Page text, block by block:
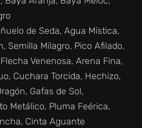
de Seda, Agua Mística,
Semilla Milagro, Pico Afilado,
Venenosa, Arena Fina,
Cuchara Torcida, Hechizo,
Gafas de Sol,
Metálico, Pluma Feérica,
Cinta Aguante